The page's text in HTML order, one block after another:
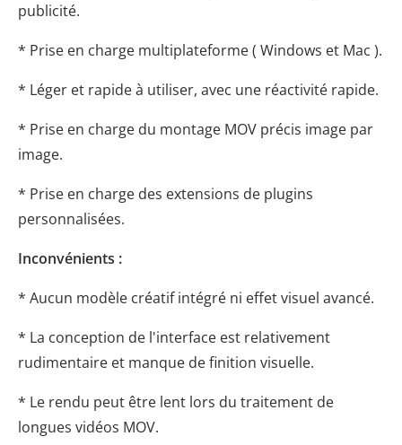
publicité.
* Prise en charge multiplateforme ( Windows et Mac ).
* Léger et rapide à utiliser, avec une réactivité rapide.
* Prise en charge du montage MOV précis image par
image.
* Prise en charge des extensions de plugins
personnalisées.
Inconvénients :
* Aucun modèle créatif intégré ni effet visuel avancé.
* La conception de l'interface est relativement
rudimentaire et manque de finition visuelle.
* Le rendu peut être lent lors du traitement de
longues vidéos MOV.